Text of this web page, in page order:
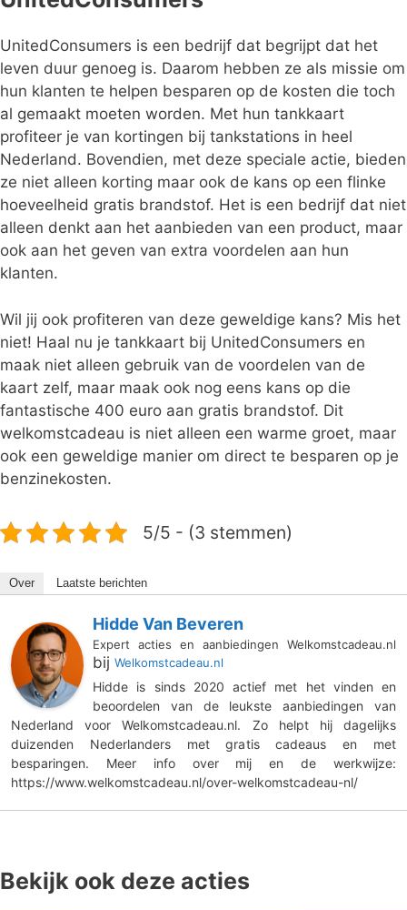
UnitedConsumers is een bedrijf dat begrijpt dat het
leven duur genoeg is. Daarom hebben ze als missie om
hun klanten te helpen besparen op de kosten die toch
al gemaakt moeten worden. Met hun tankkaart
profiteer je van kortingen bij tankstations in heel
Nederland. Bovendien, met deze speciale actie, bieden
ze niet alleen korting maar ook de kans op een flinke
hoeveelheid gratis brandstof. Het is een bedrijf dat niet
alleen denkt aan het aanbieden van een product, maar
ook aan het geven van extra voordelen aan hun
klanten.
Wil jij ook profiteren van deze geweldige kans? Mis het
niet! Haal nu je tankkaart bij UnitedConsumers en
maak niet alleen gebruik van de voordelen van de
kaart zelf, maar maak ook nog eens kans op die
fantastische 400 euro aan gratis brandstof. Dit
welkomstcadeau is niet alleen een warme groet, maar
ook een geweldige manier om direct te besparen op je
benzinekosten.
5/5 - (3 stemmen)
Over Laatste berichten
Hidde Van Beveren
Expert acties en aanbiedingen Welkomstcadeau.nl
bij Welkomstcadeau.nl
Hidde is sinds 2020 actief met het vinden en
beoordelen van de leukste aanbiedingen van
Nederland voor Welkomstcadeau.nl. Zo helpt hij dagelijks
duizenden Nederlanders met gratis cadeaus en met
besparingen. Meer info over mij en de werkwijze:
https://www.welkomstcadeau.nl/over-welkomstcadeau-nl/
Bekijk ook deze acties